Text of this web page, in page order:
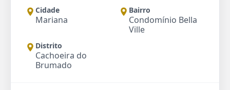
Cidade
Mariana
Bairro
Condomínio Bella
Ville
Distrito
Cachoeira do
Brumado